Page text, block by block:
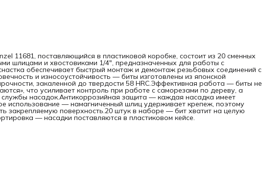
11681, поставляющийся в пластиковой коробке, состоит из 20 сменных
шлицами и хвостовиками 1/4", предназначенных для работы с
обеспечивает быстрый монтаж и демонтаж резьбовых соединений с
и износоустойчивость — биты изготовлены из японской
закаленной до твердости 58 HRC.Эффективная работа — биты не
что усиливает контроль при работе с саморезами по дереву, а
службы насадок.Антикоррозийная защита — каждая насадка имеет
использование — намагниченный шлиц удерживает крепеж, поэтому
закрепляемую поверхность.20 штук в наборе — бит хватит на целую
— насадки поставляются в пластиковом кейсе.